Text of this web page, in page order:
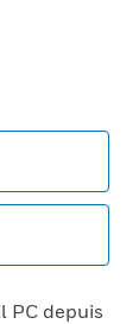
PC depuis